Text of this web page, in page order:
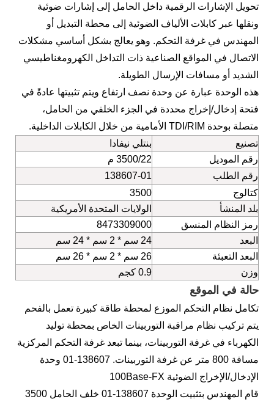
تحويل الإشارات الرقمية داخل الحامل إلى إشارات ضوئية
ونقلها عبر كابلات الألياف الضوئية إلى محطة التبديل أو
المهندس في غرفة التحكم. وهو يعالج بشكل أساسي مشكلات
الاتصال في المواقع الصناعية ذات التداخل الكهرومغناطيسي
الشديد أو مسافات الإرسال الطويلة.
هذه الوحدة عبارة عن وحدة نصف ارتفاع ويتم تثبيتها عادةً في
فتحة إدخال/إخراج محددة في الجزء الخلفي من الحامل،
متصلة بوحدة TDI/RIM الأمامية من خلال الكابلات الداخلية.
تصنيع
بنتلي نيفادا
رقم الموديل
3500/22 م
رقم الطلب
138607-01
كتالوج
3500
بلد المنشأ
الولايات المتحدة الأمريكية
رمز النظام المنسق
8473309000
البعد
24 سم * 2 سم * 24 سم
البعد التعبئة
26 سم * 2 سم * 26 سم
وزن
0.9 كجم
حالة في الموقع
تكامل نظام التحكم الموزع لمحطة طاقة كبيرة تعمل بالفحم
يتم تركيب نظام مراقبة التوربينات الخاص بمحطة توليد
الكهرباء في غرفة التوربينات، بينما تبعد غرفة التحكم المركزية
مسافة 800 متر عن غرفة التوربينات. 138607-01 وحدة
الإدخال/الإخراج الضوئية 100Base-FX
قام المهندس بتثبيت الوحدة 138607-01 خلف الحامل 3500